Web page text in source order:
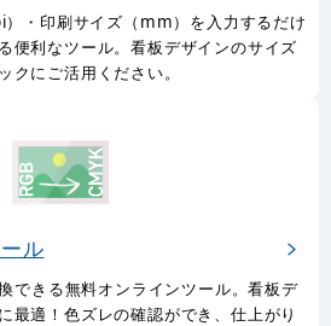
・印刷サイズ（mm）を入力するだけ
便利なツール。看板デザインのサイズ
クにご活用ください。
ル
できる無料オンラインツール。看板デ
最適！色ズレの確認ができ、仕上がり